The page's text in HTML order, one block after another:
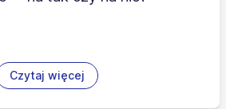
Czytaj więcej